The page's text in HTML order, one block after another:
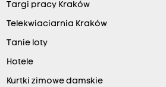
Targi pracy Kraków
Telekwiaciarnia Kraków
Tanie loty
Hotele
Kurtki zimowe damskie